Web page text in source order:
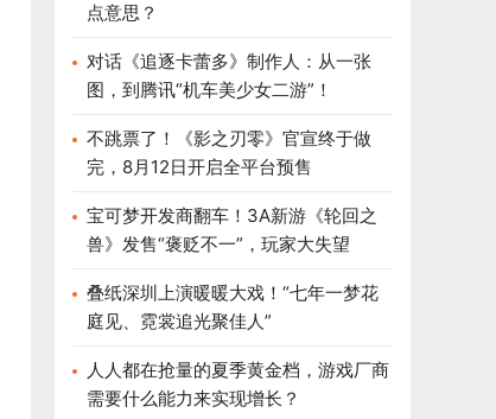
点意思？
对话《追逐卡蕾多》制作人：从一张
图，到腾讯“机车美少女二游”！
不跳票了！《影之刃零》官宣终于做
完，8月12日开启全平台预售
宝可梦开发商翻车！3A新游《轮回之
兽》发售“褒贬不一”，玩家大失望
叠纸深圳上演暖暖大戏！“七年一梦花
庭见、霓裳追光聚佳人”
人人都在抢量的夏季黄金档，游戏厂商
需要什么能力来实现增长？